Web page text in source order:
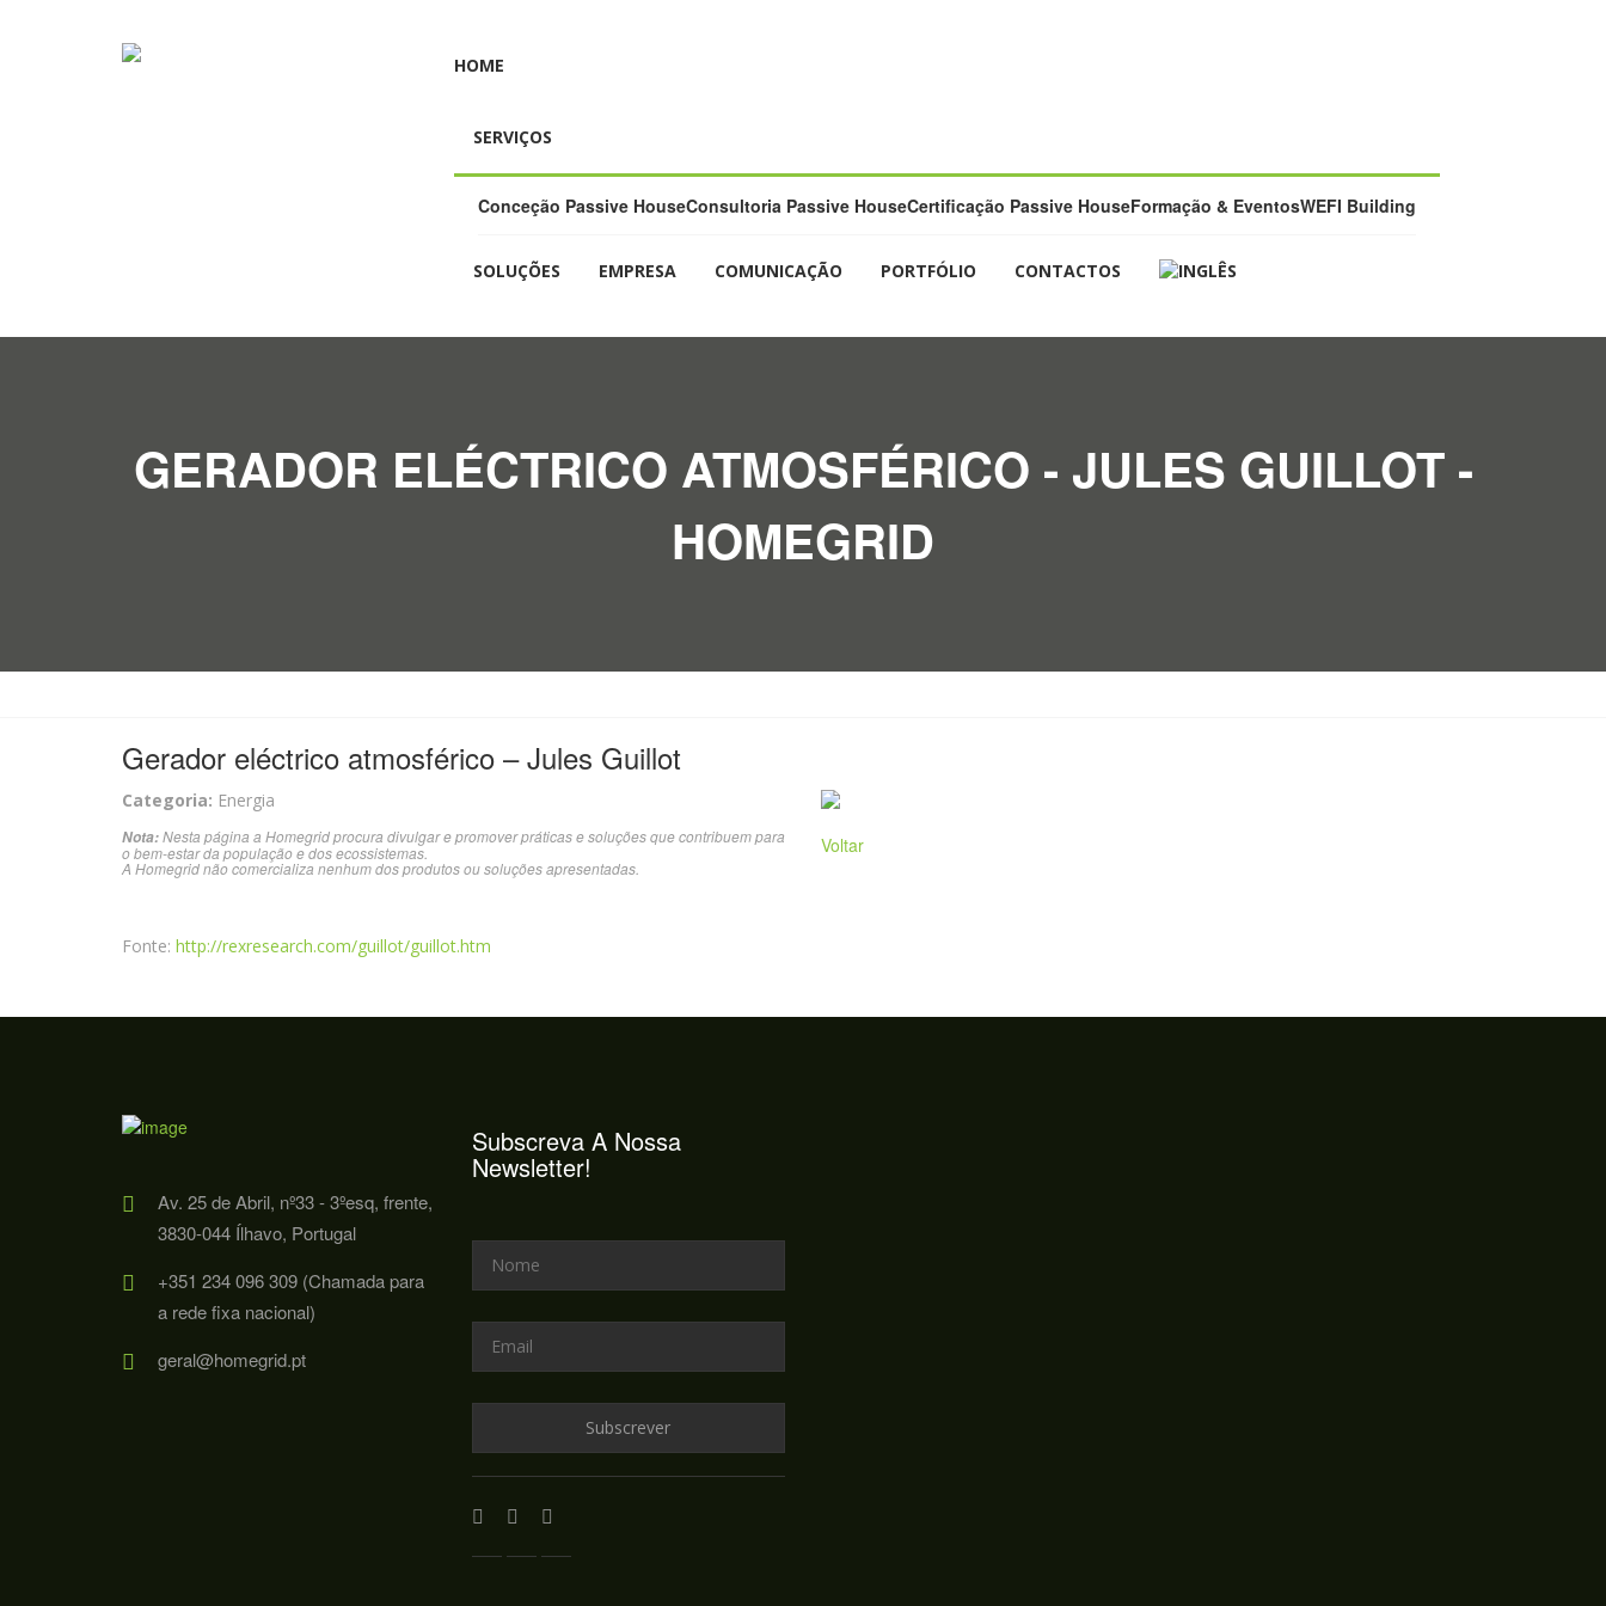
HOME
SERVIÇOS
Conceção Passive HouseConsultoria Passive HouseCertificação Passive HouseFormação & EventosWEFI Building
SOLUÇÕES EMPRESA COMUNICAÇÃO PORTFÓLIO CONTACTOS
GERADOR ELÉCTRICO ATMOSFÉRICO - JULES GUILLOT -
HOMEGRID
Gerador eléctrico atmosférico – Jules Guillot
Categoria: Energia
Nota:Nesta página a Homegrid procura divulgar e promover práticas e soluções que contribuem para
o bem-estar da população e dos ecossistemas.
A Homegrid não comercializa nenhum dos produtos ou soluções apresentadas.
Fonte: http://rexresearch.com/guillot/guillot.htm
Voltar
Av. 25 de Abril, nº33 - 3ºesq, frente,
3830-044 Ílhavo, Portugal
+351 234 096 309 (Chamada para
a rede fixa nacional)
geral@homegrid.pt
Subscreva A Nossa
Newsletter!